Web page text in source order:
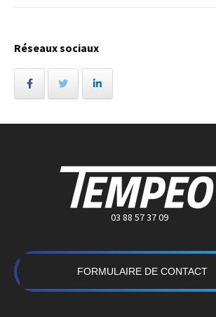
Réseaux sociaux
03 88 57 37 09
FORMULAIRE DE CONTACT